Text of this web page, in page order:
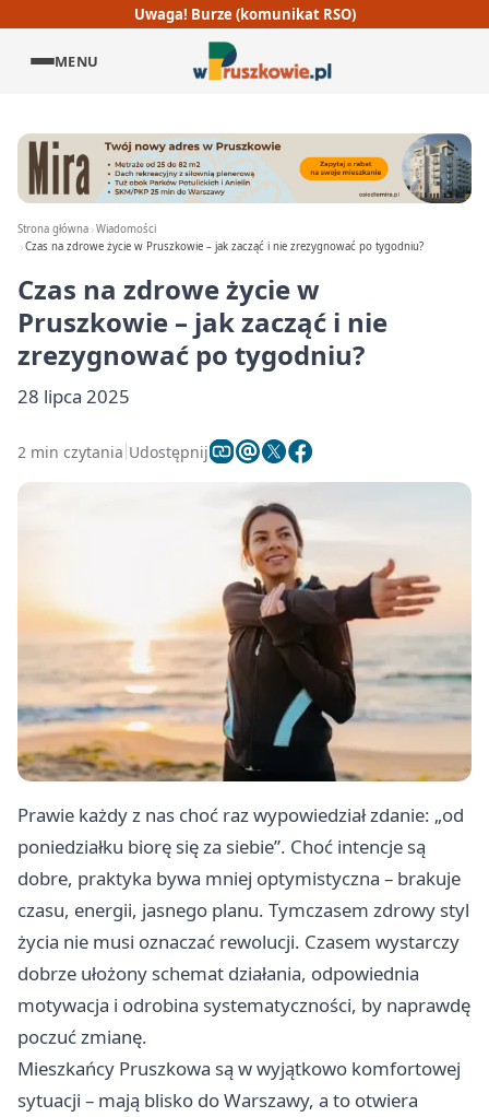
Uwaga! Burze (komunikat RSO)
MENU
Strona główna Wiadomości
Czas na zdrowe życie w Pruszkowie – jak zacząć i nie zrezygnować po tygodniu?
Czas na zdrowe życie w
Pruszkowie – jak zacząć i nie
zrezygnować po tygodniu?
28 lipca 2025
2 min czytania Udostępnij
Prawie każdy z nas choć raz wypowiedział zdanie: „od
poniedziałku biorę się za siebie”. Choć intencje są
dobre, praktyka bywa mniej optymistyczna – brakuje
czasu, energii, jasnego planu. Tymczasem zdrowy styl
życia nie musi oznaczać rewolucji. Czasem wystarczy
dobrze ułożony schemat działania, odpowiednia
motywacja i odrobina systematyczności, by naprawdę
poczuć zmianę.
Mieszkańcy Pruszkowa są w wyjątkowo komfortowej
sytuacji – mają blisko do Warszawy, a to otwiera